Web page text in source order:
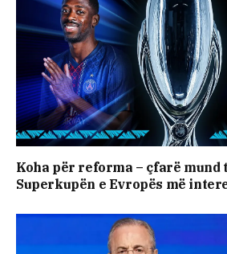
Koha për reforma – çfarë mund
Superkupën e Evropës më